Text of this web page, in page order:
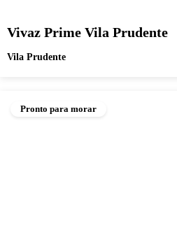
Vivaz Prime Vila Prudente
Vila Prudente
Pronto para morar